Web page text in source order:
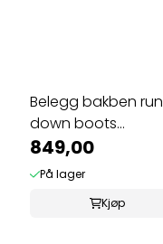
Belegg bakben run
down boots
neoprene
849,00
På lager
Kjøp